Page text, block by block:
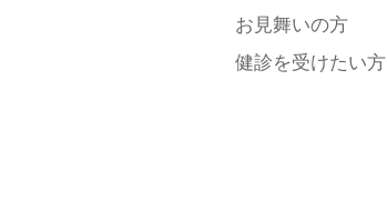
お見舞いの方
健診を受けたい方